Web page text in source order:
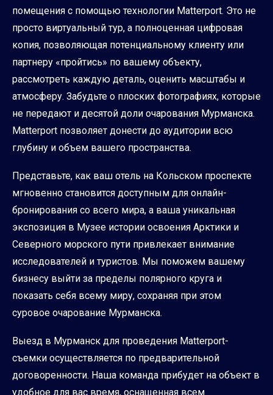
помещения с помощью технологии Matterport. Это не
просто виртуальный тур, а полноценная цифровая
копия, позволяющая потенциальному клиенту или
партнеру «пройтись» по вашему объекту,
рассмотреть каждую деталь, оценить масштабы и
атмосферу. Забудьте о плоских фотографиях, которые
не передают и десятой доли очарования Мурманска.
Matterport позволяет донести до аудитории всю
глубину и объем вашего пространства.
Представьте, как ваш отель на Кольском проспекте
мгновенно становится доступным для онлайн-
бронирования со всего мира, а ваша уникальная
экспозиция в Музее истории освоения Арктики и
Северного морского пути привлекает внимание
исследователей и туристов. Мы поможем вашему
бизнесу выйти за пределы полярного круга и
показать себя всему миру, сохраняя при этом
суровое очарование Мурманска.
Выезд в Мурманск для проведения Matterport-
съемки осуществляется по предварительной
договоренности. Наша команда прибудет на объект в
удобное для вас время, оснащенная всем